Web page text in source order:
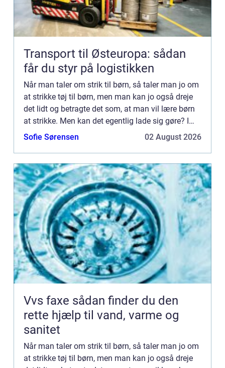
Transport til Østeuropa: sådan
får du styr på logistikken
Når man taler om strik til børn, så taler man jo om
at strikke tøj til børn, men man kan jo også dreje
det lidt og betragte det som, at man vil lære børn
at strikke. Men kan det egentlig lade sig gøre? I
gamle dage var man meget afhængig af, at man
Sofie Sørensen 02 August 2026
Vvs faxe sådan finder du den
rette hjælp til vand, varme og
sanitet
Når man taler om strik til børn, så taler man jo om
at strikke tøj til børn, men man kan jo også dreje